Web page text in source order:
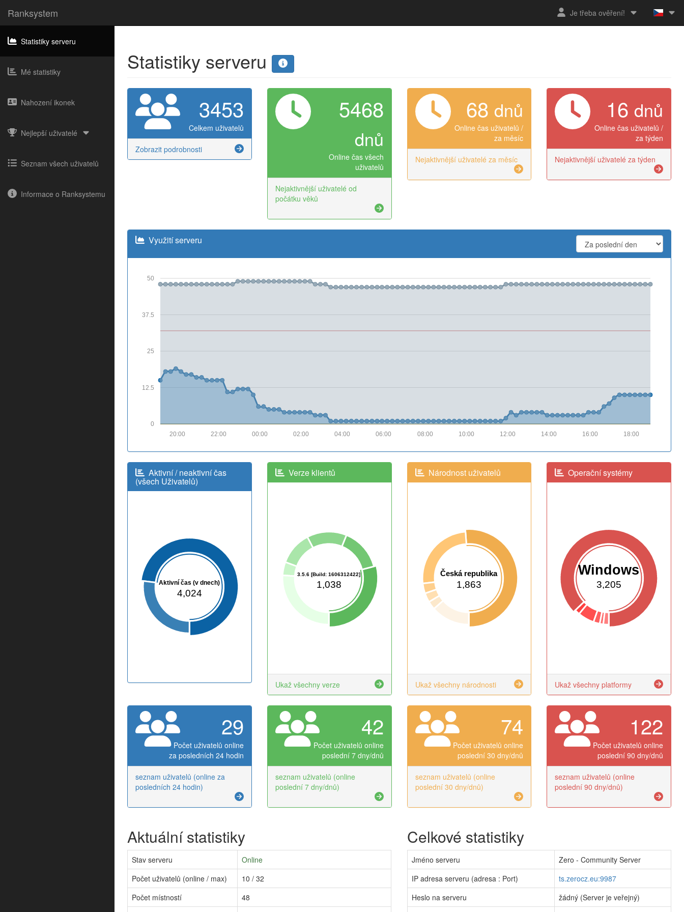
Ranksystem Je třeba ověření!
Statistiky serveru
Mé statistiky
Nahození ikonek
Nejlepší uživatelé
Seznam všech uživatelů
Informace o Ranksystemu
Statistiky serveru
3453
Celkem uživatelů
Zobrazit podrobnosti
5468
dnů
Online čas všech
uživatelů
Nejaktivnější uživatelé od
počátku věků
68 dnů
Online čas uživatelů /
za měsíc
Nejaktivnější uživatelé za měsíc
16 dnů
Online čas uživatelů /
za týden
Nejaktivnější uživatelé za týden
Využití serveru
0
12.5
25
37.5
50
18:00
16:00
14:00
12:00
10:00
08:00
06:00
04:00
02:00
00:00
22:00
20:00
Aktivní / neaktivní čas
(všech Uživatelů)
Aktivní čas (v dnech)
4,024
Verze klientů
3.5.6 [Build: 1606312422]
1,038
Ukaž všechny verze
Národnost uživatelů
Česká republika
1,863
Ukaž všechny národnosti
Operační systémy
Windows
3,205
Ukaž všechny platformy
29
Počet uživatelů online
za posledních 24 hodin
seznam uživatelů (online za
posledních 24 hodin)
42
Počet uživatelů online
poslední 7 dny/dnů
seznam uživatelů (online
poslední 7 dny/dnů)
74
Počet uživatelů online
poslední 30 dny/dnů
seznam uživatelů (online
poslední 30 dny/dnů)
122
Počet uživatelů online
poslední 90 dny/dnů
seznam uživatelů (online
poslední 90 dny/dnů)
Aktuální statistiky
Stav serveru
Online
Počet uživatelů (online / max)
10 / 32
Počet místností
48
Celkové statistiky
Jméno serveru
Zero - Community Server
IP adresa serveru (adresa : Port)
ts.zerocz.eu:9987
Heslo na serveru
žádný (Server je veřejný)